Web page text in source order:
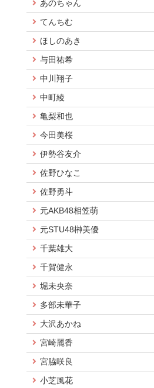
あのちゃん
てんちむ
ほしのあき
与田祐希
中川翔子
中町綾
亀梨和也
今田美桜
伊勢谷友介
佐野ひなこ
佐野勇斗
元AKB48相笠萌
元STU48榊美優
千葉雄大
千賀健永
堀未央奈
多部未華子
大沢あかね
宮崎麗香
宮脇咲良
小芝風花